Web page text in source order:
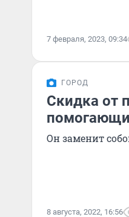
7 февраля, 2023, 09:34
ГОРОД
Скидка от
Он заменит
8 августа, 2022, 16:56